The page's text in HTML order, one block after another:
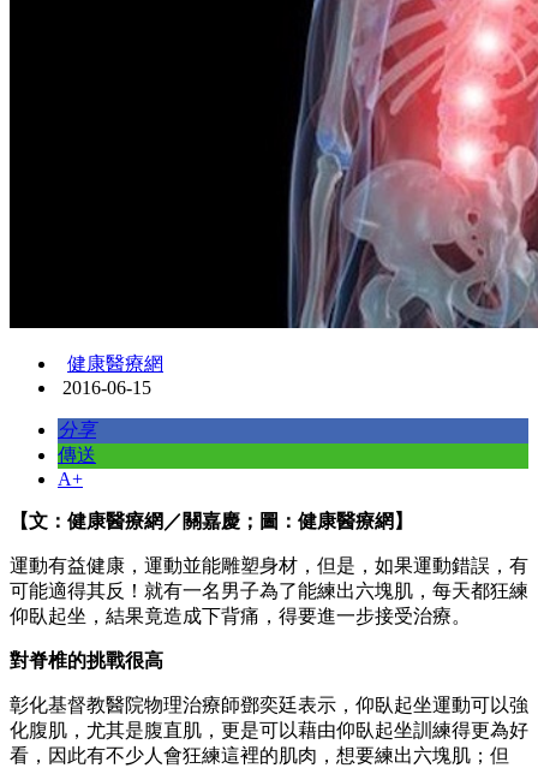
健康醫療網
2016-06-15
分享
傳送
A+
【文：健康醫療網／關嘉慶；圖：健康醫療網】
運動有益健康，運動並能雕塑身材，但是，如果運動錯誤，有
可能適得其反！就有一名男子為了能練出六塊肌，每天都狂練
仰臥起坐，結果竟造成下背痛，得要進一步接受治療。
對脊椎的挑戰很高
彰化基督教醫院物理治療師鄧奕廷表示，仰臥起坐運動可以強
化腹肌，尤其是腹直肌，更是可以藉由仰臥起坐訓練得更為好
看，因此有不少人會狂練這裡的肌肉，想要練出六塊肌；但